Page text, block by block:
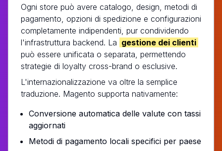
Ogni store può avere catalogo, design, metodi di
pagamento, opzioni di spedizione e configurazioni
completamente indipendenti, pur condividendo
l'infrastruttura backend. La gestione dei clienti
può essere unificata o separata, permettendo
strategie di loyalty cross-brand o esclusive.
L'internazionalizzazione va oltre la semplice
traduzione. Magento supporta nativamente:
Conversione automatica delle valute con tassi
aggiornati
Metodi di pagamento locali specifici per paese